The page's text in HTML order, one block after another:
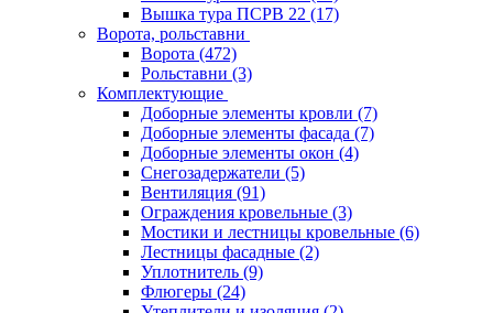
Вышка тура ПСРВ 22 (17)
Ворота, рольставни
Ворота (472)
Рольставни (3)
Комплектующие
Доборные элементы кровли (7)
Доборные элементы фасада (7)
Доборные элементы окон (4)
Снегозадержатели (5)
Вентиляция (91)
Ограждения кровельные (3)
Мостики и лестницы кровельные (6)
Лестницы фасадные (2)
Уплотнитель (9)
Флюгеры (24)